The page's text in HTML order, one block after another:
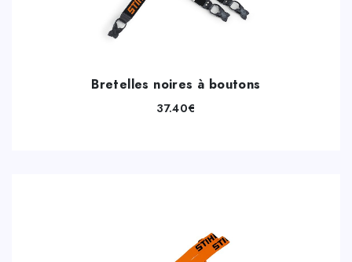
Bretelles noires à boutons
37.40€